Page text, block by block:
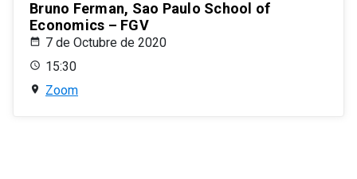
Bruno Ferman, Sao Paulo School of
Economics – FGV
7 de Octubre de 2020
15:30
Zoom